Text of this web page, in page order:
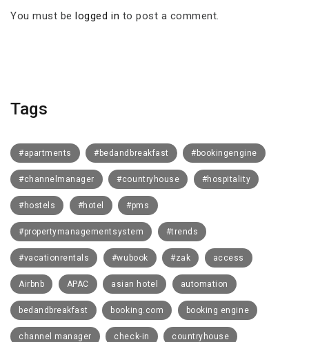
You must belogged in to post a comment.
Tags
#apartments #bedandbreakfast #bookingengine
#channelmanager #countryhouse #hospitality
#hostels #hotel #pms
#propertymanagementsystem #trends
#vacationrentals #wubook #zak access
Airbnb APAC asian hotel automation
bedandbreakfast booking.com booking engine
channel manager check-in countryhouse